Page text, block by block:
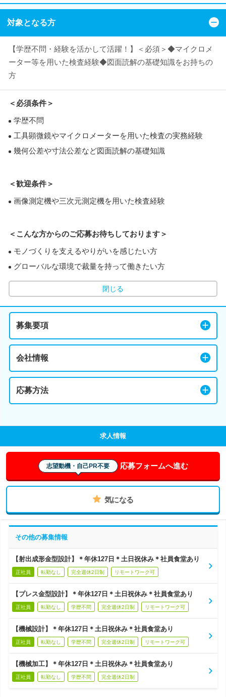
対象となる方
【学歴不問・経験を活かして活躍！】＜必須＞◆マイクロメ
ーター等を用いた検査経験◆図面読解の基礎知識をお持ちの
方
＜必須条件＞
学歴不問
工具顕微鏡やマイクロメーターを用いた検査の実務経験
幾何公差や寸法公差など図面読解の基礎知識
＜歓迎条件＞
画像測定機や三次元測定機を用いた検査経験
＜こんな方からのご応募お待ちしております＞
モノづくりを支えるやりがいを感じたい方
グローバルな環境で裁量を持って働きたい方
閉じる
募集要項
会社情報
応募方法
求人情報
志望動機・自己PR不要 応募フォームへ進む
気になる
その他の募集情報
【射出成形金型設計】＊年休127日＊土日祝休み＊社員食堂あり
正社員 転勤なし 完全週休2日制 リモートワーク可
【プレス金型設計】＊年休127日＊土日祝休み＊社員食堂あり
正社員 転勤なし 学歴不問 完全週休2日制 リモートワーク可
【機械設計】＊年休127日＊土日祝休み＊社員食堂あり
正社員 転勤なし 学歴不問 完全週休2日制 リモートワーク可
【機械加工】＊年休127日＊土日祝休み＊社員食堂あり
正社員 転勤なし 学歴不問 完全週休2日制